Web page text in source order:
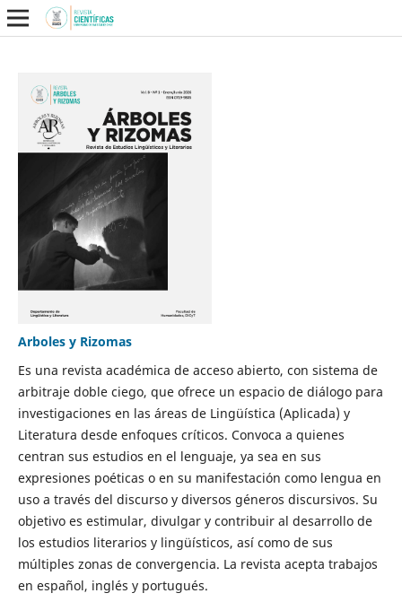
Arboles y Rizomas
Es una revista académica de acceso abierto, con sistema de
arbitraje doble ciego, que ofrece un espacio de diálogo para
investigaciones en las áreas de Lingüística (Aplicada) y
Literatura desde enfoques críticos. Convoca a quienes
centran sus estudios en el lenguaje, ya sea en sus
expresiones poéticas o en su manifestación como lengua en
uso a través del discurso y diversos géneros discursivos. Su
objetivo es estimular, divulgar y contribuir al desarrollo de
los estudios literarios y lingüísticos, así como de sus
múltiples zonas de convergencia. La revista acepta trabajos
en español, inglés y portugués.